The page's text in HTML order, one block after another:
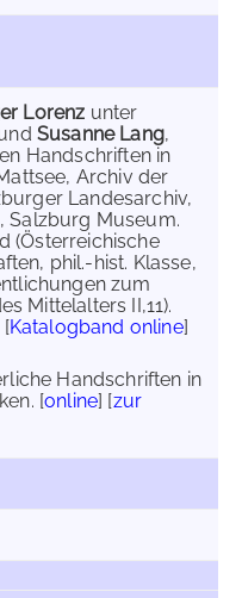
Lorenz unter
Susanne Lang,
Handschriften in
Archiv der
Landesarchiv,
Salzburg Museum.
(Österreichische
phil.-hist. Klasse,
zum
Mittelalters II,11).
[Katalogband online]
Handschriften in
[online] [zur